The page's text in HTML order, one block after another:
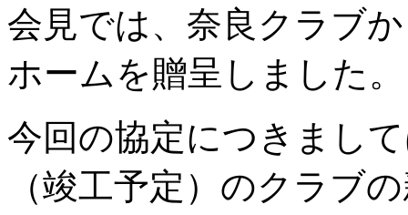
会見では、奈良クラブ
ホームを贈呈しました。
今回の協定につきまし
（竣工予定）のクラブ